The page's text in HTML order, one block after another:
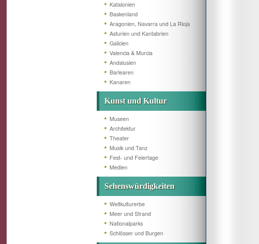
Katalonien
Baskenland
Aragonien, Navarra und La Rioja
Asturien und Kantabrien
Galicien
Valencia & Murcia
Andalusien
Barlearen
Kanaren
Kunst und Kultur
Museen
Architektur
Theater
Musik und Tanz
Fest- und Feiertage
Medien
Sehenswürdigkeiten
Weltkulturerbe
Meer und Strand
Nationalparks
Schlösser und Burgen